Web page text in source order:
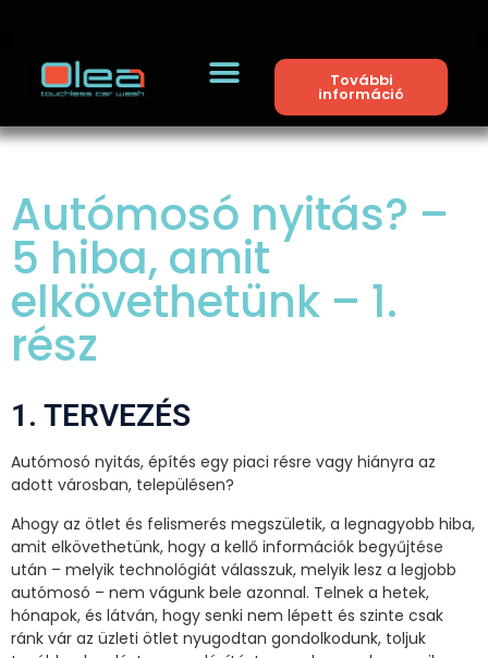
További
információ
Autómosó nyitás? –
5 hiba, amit
elkövethetünk – 1.
rész
1. TERVEZÉS
Autómosó nyitás, építés egy piaci résre vagy hiányra az
adott városban, településen?
Ahogy az ötlet és felismerés megszületik, a legnagyobb hiba,
amit elkövethetünk, hogy a kellő információk begyűjtése
után – melyik technológiát válasszuk, melyik lesz a legjobb
autómosó – nem vágunk bele azonnal. Telnek a hetek,
hónapok, és látván, hogy senki nem lépett és szinte csak
ránk vár az üzleti ötlet nyugodtan gondolkodunk, toljuk